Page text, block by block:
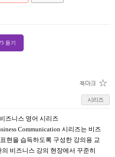
듣기
시리즈
즈니스 영어 시리즈
Communication 시리즈는 비즈
현을 습득하도록 구성한 강의용 교
비즈니스 강의 현장에서 꾸준히